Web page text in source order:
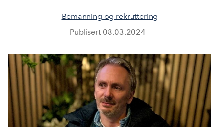
Bemanning og rekruttering
Publisert 08.03.2024